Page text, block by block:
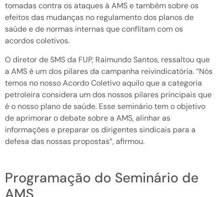
tomadas contra os ataques à AMS e também sobre os
efeitos das mudanças no regulamento dos planos de
saúde e de normas internas que conflitam com os
acordos coletivos.
O diretor de SMS da FUP, Raimundo Santos, ressaltou que
a AMS é um dos pilares da campanha reivindicatória. “Nós
temos no nosso Acordo Coletivo aquilo que a categoria
petroleira considera um dos nossos pilares principais que
é o nosso plano de saúde. Esse seminário tem o objetivo
de aprimorar o debate sobre a AMS, alinhar as
informações e preparar os dirigentes sindicais para a
defesa das nossas propostas”, afirmou.
Programação do Seminário de